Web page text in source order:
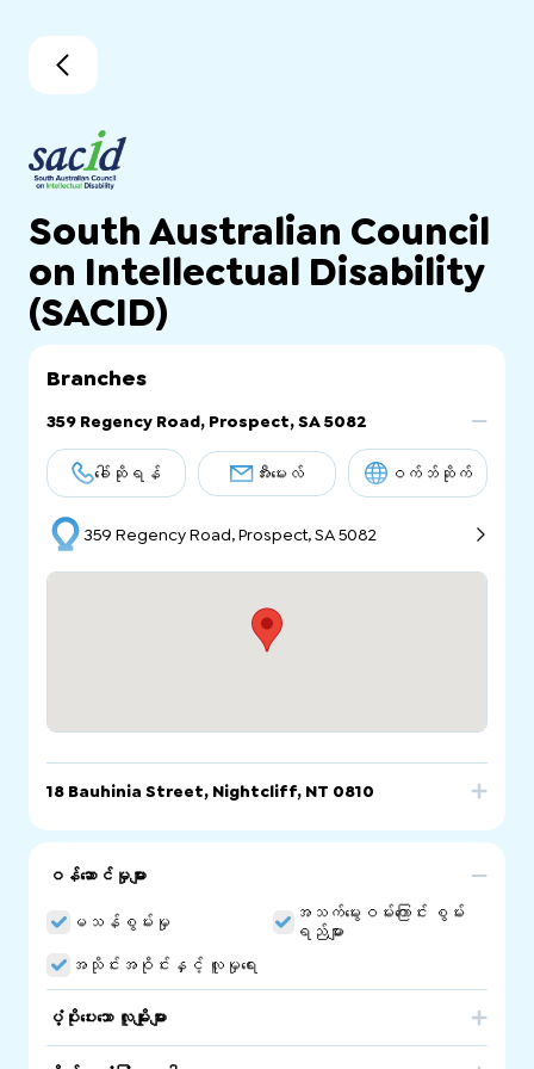
South Australian Council
on Intellectual Disability
(SACID)
Branches
359 Regency Road, Prospect, SA 5082
ခေါ်ဆိုရန် အီးမေးလ် ဝက်ဘ်ဆိုက်
359 Regency Road, Prospect, SA 5082
18 Bauhinia Street, Nightcliff, NT 0810
18 Bauhinia Street, Nightcliff, NT 0810
ဝန်ဆောင်မှုများ
မသန်စွမ်းမှု
အသက်မွေးဝမ်းကြောင်း စွမ်း
ရည်များ
အသိုင်းအဝိုင်းနှင့် လူမှုရေး
ပံ့ပိုးပေးသော လူမျိုးများ